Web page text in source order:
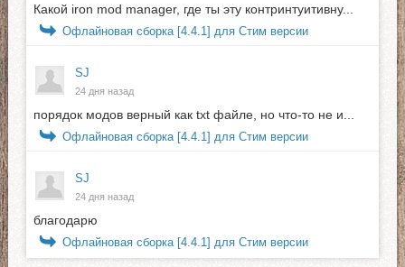
Какой iron mod manager, где ты эту контринтуитивну...
Офлайновая сборка [4.4.1] для Стим версии
SJ
24 дня назад
порядок модов верный как txt файле, но что-то не и...
Офлайновая сборка [4.4.1] для Стим версии
SJ
24 дня назад
благодарю
Офлайновая сборка [4.4.1] для Стим версии